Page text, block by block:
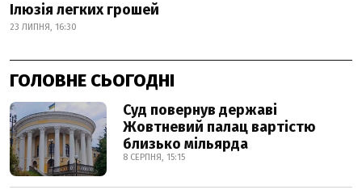
Ілюзія легких грошей
23 ЛИПНЯ, 16:30
ГОЛОВНЕ СЬОГОДНІ
Суд повернув державі
Жовтневий палац вартістю
близько мільярда
8 СЕРПНЯ, 15:15